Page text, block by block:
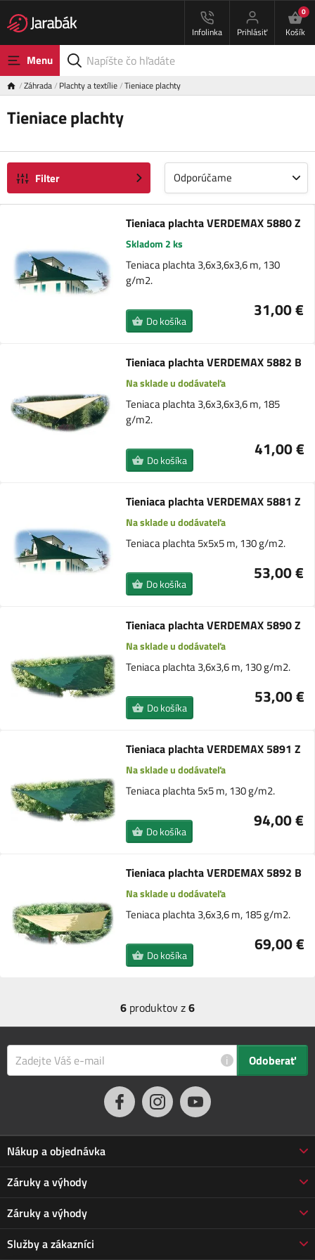
Infolinka Prihlásiť
0
Košík
Menu
Záhrada Plachty a textílie Tieniace plachty
Tieniace plachty
Filter Odporúčame
Tieniaca plachta VERDEMAX 5880 Z
Skladom 2 ks
Teniaca plachta 3,6x3,6x3,6 m, 130
g/m2.
31,00 €
Do košíka
Tieniaca plachta VERDEMAX 5882 B
Na sklade u dodávateľa
Teniaca plachta 3,6x3,6x3,6 m, 185
g/m2.
41,00 €
Do košíka
Tieniaca plachta VERDEMAX 5881 Z
Na sklade u dodávateľa
Teniaca plachta 5x5x5 m, 130 g/m2.
53,00 €
Do košíka
Tieniaca plachta VERDEMAX 5890 Z
Na sklade u dodávateľa
Teniaca plachta 3,6x3,6 m, 130 g/m2.
53,00 €
Do košíka
Tieniaca plachta VERDEMAX 5891 Z
Na sklade u dodávateľa
Teniaca plachta 5x5 m, 130 g/m2.
94,00 €
Do košíka
Tieniaca plachta VERDEMAX 5892 B
Na sklade u dodávateľa
Teniaca plachta 3,6x3,6 m, 185 g/m2.
69,00 €
Do košíka
6 produktov z6
i Odoberať
Nákup a objednávka
Obchodné podmienky
Doprava a platba
Predĺžená záruka
Záruky a výhody
Reklamácia
Vrátenie tovaru
Poškodená zásielka
Záruky a výhody
Prečo nakupovať u nás
Služby a zákazníci